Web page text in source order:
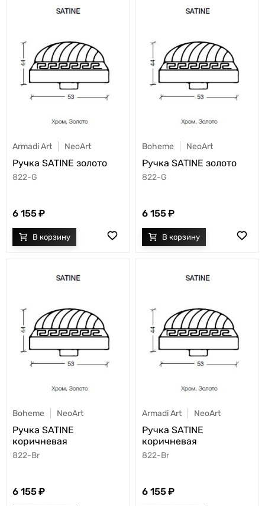
Armadi Art NeoArt
Ручка SATINE золото
822-G
6 155
Boheme NeoArt
Ручка SATINE золото
822-G
6 155
Boheme NeoArt
Ручка SATINE
коричневая
822-Br
6 155
Armadi Art NeoArt
Ручка SATINE
коричневая
822-Br
6 155